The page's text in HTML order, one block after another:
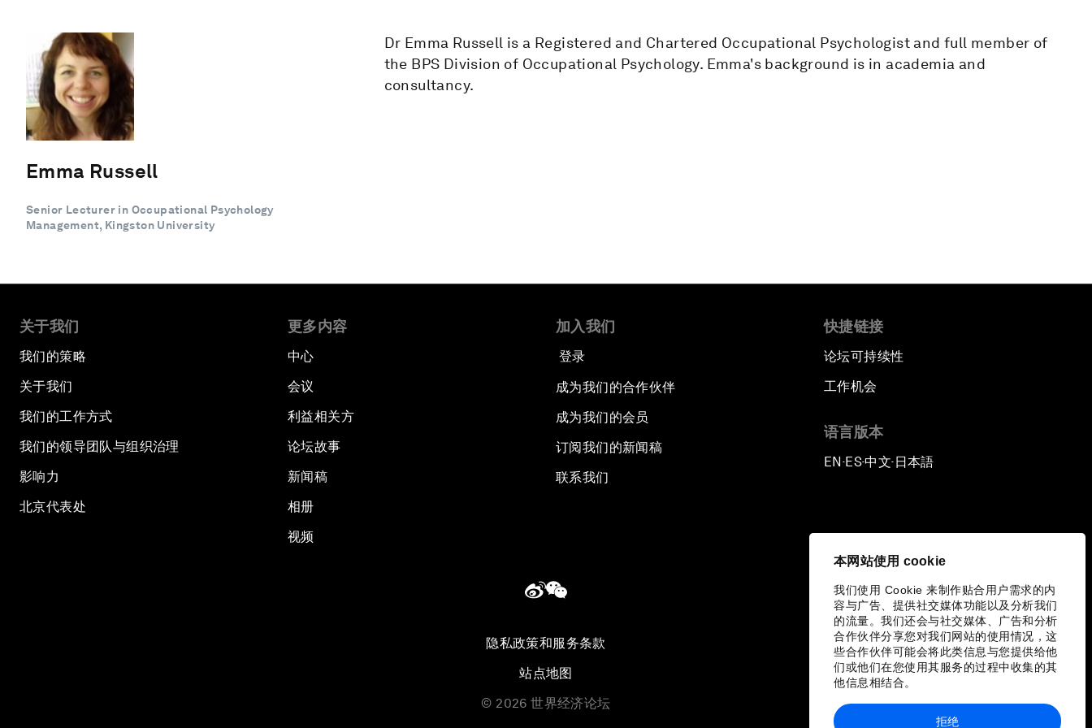
本网站使用 cookie
我们使用 Cookie 来制作贴合用户需求的内
容与广告、提供社交媒体功能以及分析我们
的流量。我们还会与社交媒体、广告和分析
合作伙伴分享您对我们网站的使用情况，这
些合作伙伴可能会将此类信息与您提供给他
们或他们在您使用其服务的过程中收集的其
他信息相结合。
拒绝
Emma Russell
Senior Lecturer in Occupational Psychology
Management, Kingston University
Dr Emma Russell is a Registered and Chartered Occupational Psychologist and full member of
the BPS Division of Occupational Psychology. Emma's background is in academia and
consultancy.
关于我们
我们的策略
关于我们
我们的工作方式
我们的领导团队与组织治理
影响力
北京代表处
更多内容
中心
会议
利益相关方
论坛故事
新闻稿
相册
视频
加入我们
登录
成为我们的合作伙伴
成为我们的会员
订阅我们的新闻稿
联系我们
快捷链接
论坛可持续性
工作机会
语言版本
EN ▪ES▪中文▪ 日本語
隐私政策和服务条款
站点地图
© 2026 世界经济论坛